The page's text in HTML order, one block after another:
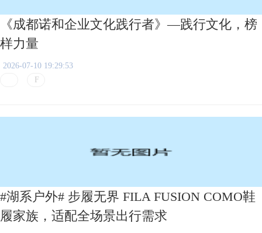
《成都诺和企业文化践行者》—践行文化，榜
样力量
2026-07-10 19:29:53
#湖系户外# 步履无界 FILA FUSION COMO鞋
履家族，适配全场景出行需求